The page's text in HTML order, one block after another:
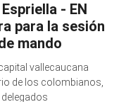
- EN
para la sesión
mando
vallecaucana
de los colombianos,